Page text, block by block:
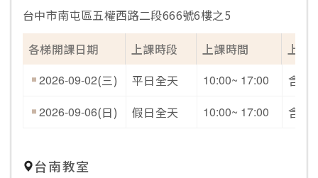
台中市南屯區五權西路二段666號6樓之5
各梯開課日期
上課時段 上課時間 上課
2026-09-02(三) 平日全天 10:00~ 17:00 含開
2026-09-06(日) 假日全天 10:00~ 17:00 含開
台南教室